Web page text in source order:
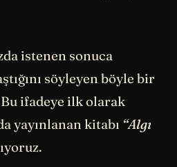
istenen sonuca
söyleyen böyle bir
ifadeye ilk olarak
yayınlanan kitabı “Algı